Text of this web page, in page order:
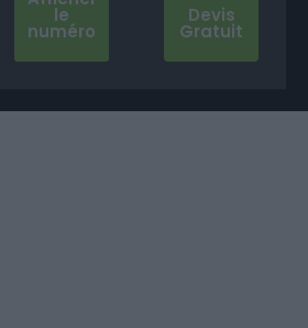
le
numéro
Devis
Gratuit